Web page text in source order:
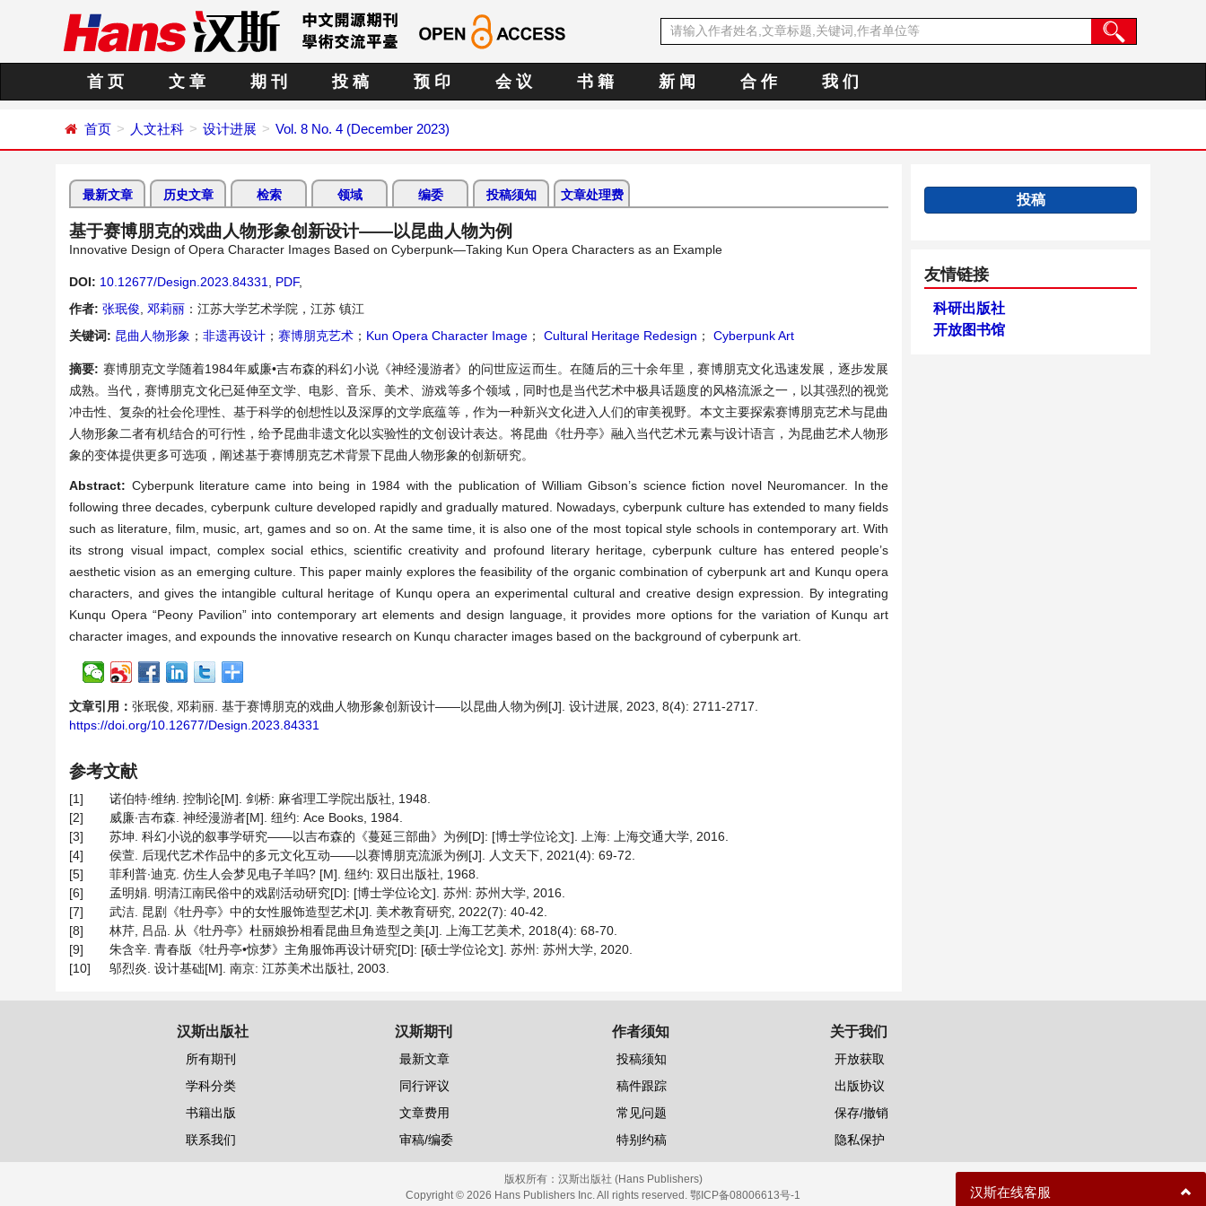
首 页 文 章 期 刊 投 稿 预 印 会 议 书 籍 新 闻 合 作 我 们
首页 人文社科 设计进展 Vol. 8 No. 4 (December 2023)
最新文章 历史文章 检索 领域 编委 投稿须知 文章处理费
基于赛博朋克的戏曲人物形象创新设计——以昆曲人物为例
Innovative Design of Opera Character Images Based on Cyberpunk—Taking Kun Opera Characters as an Example
DOI: 10.12677/Design.2023.84331 PDF,
作者: 张珉俊 邓莉丽 ：江苏大学艺术学院，江苏 镇江
关键词: 昆曲人物形象 ； 非遗再设计 ； 赛博朋克艺术 ； Kun Opera Character Image ； Cultural Heritage Redesign ； Cyberpunk Art
摘要: 赛博朋克文学随着1984年威廉•吉布森的科幻小说《神经漫游者》的问世应运而生。在随后的三十余年里，赛博朋克文化迅速发展，逐步发展
成熟。当代，赛博朋克文化已延伸至文学、电影、音乐、美术、游戏等多个领域，同时也是当代艺术中极具话题度的风格流派之一，以其强烈的视觉
冲击性、复杂的社会伦理性、基于科学的创想性以及深厚的文学底蕴等，作为一种新兴文化进入人们的审美视野。本文主要探索赛博朋克艺术与昆曲
人物形象二者有机结合的可行性，给予昆曲非遗文化以实验性的文创设计表达。将昆曲《牡丹亭》融入当代艺术元素与设计语言，为昆曲艺术人物形
象的变体提供更多可选项，阐述基于赛博朋克艺术背景下昆曲人物形象的创新研究。
Abstract: Cyberpunk literature came into being in 1984 with the publication of William Gibson’s science fiction novel Neuromancer. In the
following three decades, cyberpunk culture developed rapidly and gradually matured. Nowadays, cyberpunk culture has extended to many fields
such as literature, film, music, art, games and so on. At the same time, it is also one of the most topical style schools in contemporary art. With
its strong visual impact, complex social ethics, scientific creativity and profound literary heritage, cyberpunk culture has entered people’s
aesthetic vision as an emerging culture. This paper mainly explores the feasibility of the organic combination of cyberpunk art and Kunqu opera
characters, and gives the intangible cultural heritage of Kunqu opera an experimental cultural and creative design expression. By integrating
Kunqu Opera “Peony Pavilion” into contemporary art elements and design language, it provides more options for the variation of Kunqu art
character images, and expounds the innovative research on Kunqu character images based on the background of cyberpunk art.
文章引用： 张珉俊, 邓莉丽. 基于赛博朋克的戏曲人物形象创新设计——以昆曲人物为例[J]. 设计进展, 2023, 8(4): 2711-2717.
https://doi.org/10.12677/Design.2023.84331
参考文献
[1]
诺伯特∙维纳. 控制论[M]. 剑桥: 麻省理工学院出版社, 1948.
[2]
威廉∙吉布森. 神经漫游者[M]. 纽约: Ace Books, 1984.
[3]
苏坤. 科幻小说的叙事学研究——以吉布森的《蔓延三部曲》为例[D]: [博士学位论文]. 上海: 上海交通大学, 2016.
[4]
侯萱. 后现代艺术作品中的多元文化互动——以赛博朋克流派为例[J]. 人文天下, 2021(4): 69-72.
[5]
菲利普∙迪克. 仿生人会梦见电子羊吗? [M]. 纽约: 双日出版社, 1968.
[6]
孟明娟. 明清江南民俗中的戏剧活动研究[D]: [博士学位论文]. 苏州: 苏州大学, 2016.
[7]
武洁. 昆剧《牡丹亭》中的女性服饰造型艺术[J]. 美术教育研究, 2022(7): 40-42.
[8]
林芹, 吕品. 从《牡丹亭》杜丽娘扮相看昆曲旦角造型之美[J]. 上海工艺美术, 2018(4): 68-70.
[9]
朱含辛. 青春版《牡丹亭•惊梦》主角服饰再设计研究[D]: [硕士学位论文]. 苏州: 苏州大学, 2020.
[10]
邬烈炎. 设计基础[M]. 南京: 江苏美术出版社, 2003.
投稿
友情链接
科研出版社
开放图书馆
汉斯出版社
所有期刊
学科分类
书籍出版
联系我们
汉斯期刊
最新文章
同行评议
文章费用
审稿/编委
作者须知
投稿须知
稿件跟踪
常见问题
特别约稿
关于我们
开放获取
出版协议
保存/撤销
隐私保护
版权所有： 汉斯出版社 (Hans Publishers)
Copyright © 2026 Hans Publishers Inc. All rights reserved. 鄂ICP备08006613号-1